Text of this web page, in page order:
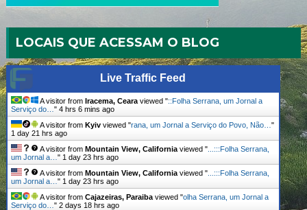
LOCAIS QUE ACESSAM O BLOG
Live Traffic Feed
A visitor from Iracema, Cearaviewed "::Folha Serrana, um Jornal a
Serviço do… " 4 hrs 6 mins ago
A visitor from Kyivviewed "rana, um Jornal a Serviço do Povo, Não… "
1 day 21 hrs ago
A visitor from Mountain View, Californiaviewed "...:::Folha Serrana,
um Jornal a… " 1 day 23 hrs ago
A visitor from Mountain View, Californiaviewed "...:::Folha Serrana,
um Jornal a… " 1 day 23 hrs ago
A visitor from Cajazeiras, Paraibaviewed "olha Serrana, um Jornal a
Serviço do… " 2 days 18 hrs ago